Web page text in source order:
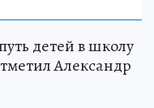
детей в школу
Александр